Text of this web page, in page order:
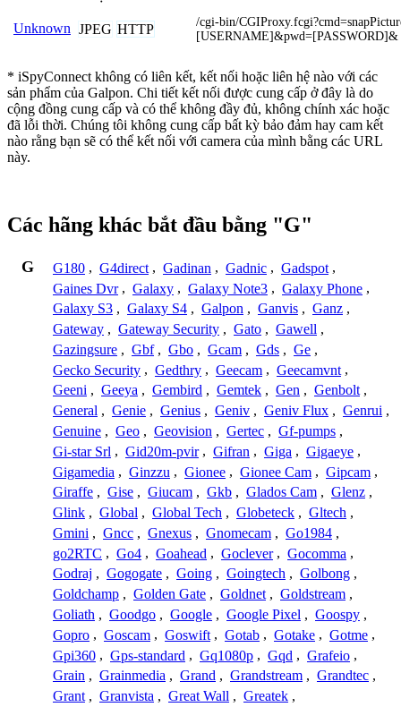
Unknown JPEG HTTP
/cgi-bin/
[USERNAME]&pwd=[PASSWORD]&
* iSpyConnect không có liên kết, kết nối hoặc liên hệ nào với các
sản phẩm của Galpon. Chi tiết kết nối được cung cấp ở đây là do
cộng đồng cung cấp và có thể không đầy đủ, không chính xác hoặc
đã lỗi thời. Chúng tôi không cung cấp bất kỳ bảo đảm hay cam kết
nào rằng bạn sẽ có thể kết nối với camera của mình bằng các URL
này.
Các hãng khác bắt đầu bằng "G"
G G180 , G4direct , Gadinan , Gadnic , Gadspot ,
Gaines Dvr , Galaxy , Galaxy Note3 , Galaxy Phone ,
Galaxy S3 , Galaxy S4 , Galpon , Ganvis , Ganz ,
Gateway , Gateway Security , Gato , Gawell ,
Gazingsure , Gbf , Gbo , Gcam , Gds , Ge ,
Gecko Security , Gedthry , Geecam , Geecamvnt ,
Geeni , Geeya , Gembird , Gemtek , Gen , Genbolt ,
General , Genie , Genius , Geniv , Geniv Flux , Genrui ,
Genuine , Geo , Geovision , Gertec , Gf-pumps ,
Gi-star Srl , Gid20m-pvir , Gifran , Giga , Gigaeye ,
Gigamedia , Ginzzu , Gionee , Gionee Cam , Gipcam ,
Giraffe , Gise , Giucam , Gkb , Glados Cam , Glenz ,
Glink , Global , Global Tech , Globeteck , Gltech ,
Gmini , Gncc , Gnexus , Gnomecam , Go1984 ,
go2RTC , Go4 , Goahead , Goclever , Gocomma ,
Godraj , Gogogate , Going , Goingtech , Golbong ,
Goldchamp , Golden Gate , Goldnet , Goldstream ,
Goliath , Goodgo , Google , Google Pixel , Goospy ,
Gopro , Goscam , Goswift , Gotab , Gotake , Gotme ,
Gpi360 , Gps-standard , Gq1080p , Gqd , Grafeio ,
Grain , Grainmedia , Grand , Grandstream , Grandtec ,
Grant , Granvista , Great Wall , Greatek ,